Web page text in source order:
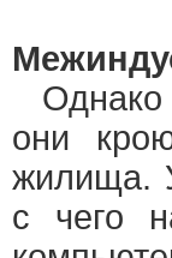
Однако
они
жилища.
с чего